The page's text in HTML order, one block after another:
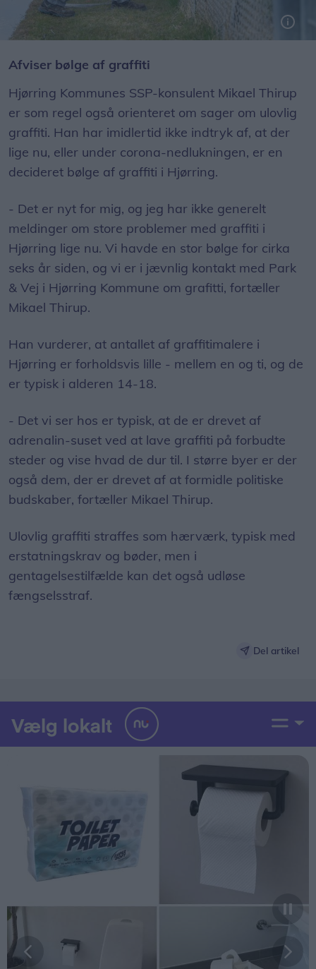
Afviser bølge af graffiti
Hjørring Kommunes SSP-konsulent Mikael Thirup
er som regel også orienteret om sager om ulovlig
graffiti. Han har imidlertid ikke indtryk af, at der
lige nu, eller under corona-nedlukningen, er en
decideret bølge af graffiti i Hjørring.
- Det er nyt for mig, og jeg har ikke generelt
meldinger om store problemer med graffiti i
Hjørring lige nu. Vi havde en stor bølge for cirka
seks år siden, og vi er i jævnlig kontakt med Park
& Vej i Hjørring Kommune om grafitti, fortæller
Mikael Thirup.
Han vurderer, at antallet af graffitimalere i
Hjørring er forholdsvis lille - mellem en og ti, og de
er typisk i alderen 14-18.
- Det vi ser hos er typisk, at de er drevet af
adrenalin-suset ved at lave graffiti på forbudte
steder og vise hvad de dur til. I større byer er der
også dem, der er drevet af at formidle politiske
budskaber, fortæller Mikael Thirup.
Ulovlig graffiti straffes som hærværk, typisk med
erstatningskrav og bøder, men i
gentagelsestilfælde kan det også udløse
fængselsstraf.
Del artikel